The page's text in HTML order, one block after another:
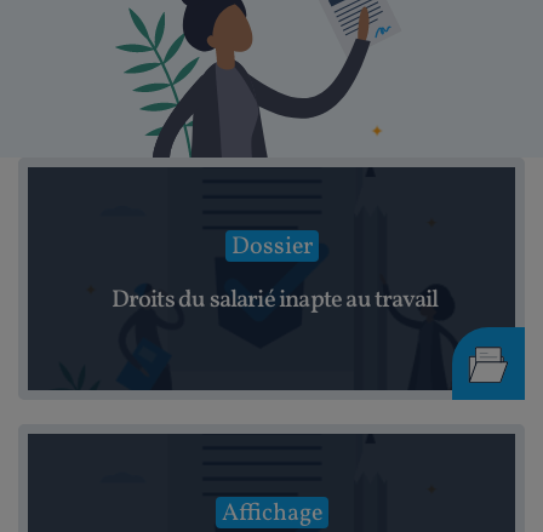
Dossier
Droits du salarié inapte au travail
Affichage